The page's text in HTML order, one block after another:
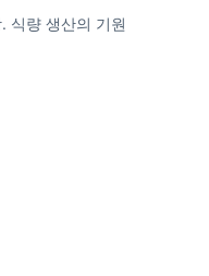
식량 생산의 기원